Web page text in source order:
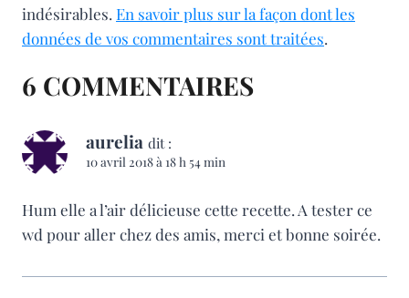
indésirables. En savoir plus sur la façon dont les
données de vos commentaires sont traitées.
6 COMMENTAIRES
aurelia dit :
10 avril 2018 à 18 h 54 min
Hum elle a l’air délicieuse cette recette. A tester ce
wd pour aller chez des amis, merci et bonne soirée.